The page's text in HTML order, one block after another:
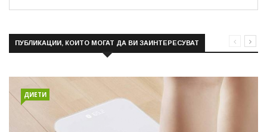
ПУБЛИКАЦИИ, КОИТО МОГАТ ДА ВИ ЗАИНТЕРЕСУВАТ
ДИЕТИ